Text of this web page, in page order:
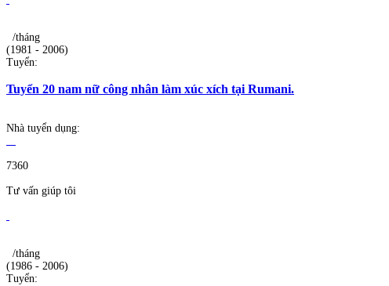
/tháng
(1981 - 2006)
Tuyển:
Tuyển 20 nam nữ công nhân làm xúc xích tại Rumani.
Nhà tuyển dụng:
7360
Tư vấn giúp tôi
/tháng
(1986 - 2006)
Tuyển: